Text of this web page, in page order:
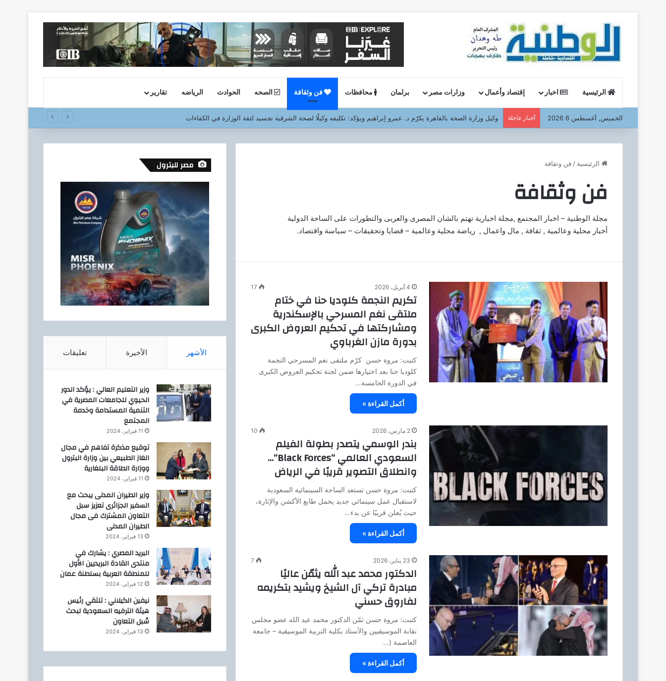
الرئيسية اخبار إقتصاد وأعمال وزارات مصر برلمان محافظات فن وثقافة الصحه الحوادث الرياضه تقارير
الخميس, أغسطس 6 2026 أخبار عاجلة تيسيرًا على المواطنين.. الدقهلية تدشن خدمة توصيل أسطوانات البوتاجاز للمنازل بالتعاون مع بوتاجاسكو
الرئيسية / فن وثقافة
فن وثقافة
مجلة الوطنية – اخبار المجتمع ,مجلة اخبارية تهتم بالشان المصرى والعربى والتطورات على الساحة الدولية
أخبار محلية وعالمية , ثقافة , مال واعمال , رياضة محلية وعالمية – قضايا وتحقيقات – سياسة واقتصاد.
4 أبريل، 2026 17
تكريم النجمة كلوديا حنا في ختام
ملتقى نغم المسرحي بالإسكندرية
ومشاركتها في تحكيم العروض الكبرى
بدورة مازن الغرباوي
كتبت: مروة حسن كرّم ملتقى نغم المسرحي النجمة
كلوديا حنا بعد اختيارها ضمن لجنة تحكيم العروض الكبرى
في الدورة الخامسة…
أكمل القراءة »
2 مارس، 2026 10
بندر الوسمي يتصدر بطولة الفيلم
السعودي العالمي “Black Forces”…
وانطلاق التصوير قريبًا في الرياض
كتبت: مروة حسن تستعد الساحة السينمائية السعودية
لاستقبال عمل سينمائي جديد يحمل طابع الأكشن والإثارة،
حيث يُعلن قريبًا عن بدء…
أكمل القراءة »
23 يناير، 2026 7
الدكتور محمد عبد الله يثمّن عاليًا
مبادرة تركي آل الشيخ ويشيد بتكريمه
لفاروق حسني
كتبت: مروة حسن ثمّن الدكتور محمد عبد الله عضو مجلس
نقابة الموسيقيين والأستاذ بكلية التربية الموسيقية – جامعة
العاصمة (…
أكمل القراءة »
مصر للبترول
الأشهر الأخيرة تعليقات
وزير التعليم العالي : يؤكد الدور
الحيوي للجامعات المصرية في
التنمية المستدامة وخدمة
المجتمع
11 فبراير، 2024
توقيع مذكرة تفاهم في مجال
الغاز الطبيعي بين وزارة البترول
ووزارة الطاقة البلغارية
11 فبراير، 2024
وزير الطيران المدنى يبحث مع
السفير الجزائرى تعزيز سبل
التعاون المشترك فى مجال
الطيران المدنى
13 فبراير، 2024
البريد المصري : يشارك في
منتدى القادة البريديين الأول
للمنطقة العربية بسلطنة عمان
12 فبراير، 2024
نيفين الكيلاني : تلتقي رئيس
هيئة الترفيه السعودية لبحث
سُبل التعاون
13 فبراير، 2024